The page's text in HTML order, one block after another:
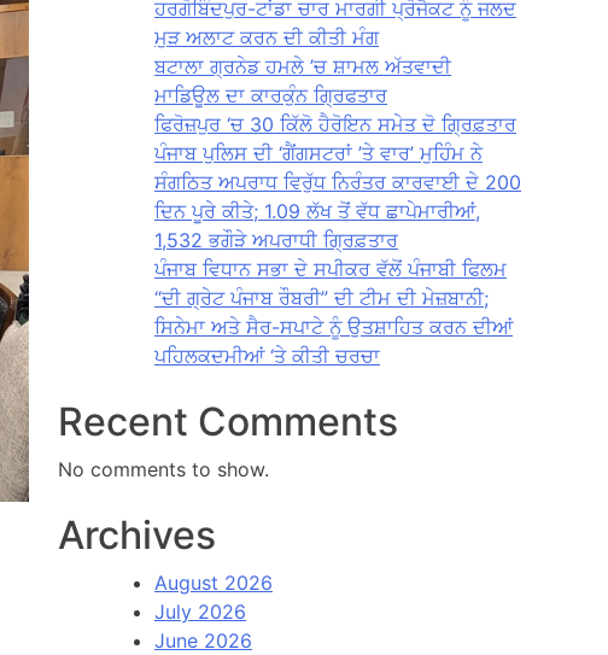
ਹਰਗੋਬਿੰਦਪੁਰ-ਟਾਂਡਾ ਚਾਰ ਮਾਰਗੀ ਪ੍ਰੋਜੈਕਟ ਨੂੰ ਜਲਦ
ਮੁੜ ਅਲਾਟ ਕਰਨ ਦੀ ਕੀਤੀ ਮੰਗ
ਬਟਾਲਾ ਗ੍ਰਨੇਡ ਹਮਲੇ ’ਚ ਸ਼ਾਮਲ ਅੱਤਵਾਦੀ
ਮਾਡਿਊਲ ਦਾ ਕਾਰਕੁੰਨ ਗ੍ਰਿਫਤਾਰ
ਫਿਰੋਜ਼ਪੁਰ ‘ਚ 30 ਕਿੱਲੋ ਹੈਰੋਇਨ ਸਮੇਤ ਦੋ ਗ੍ਰਿਫ਼ਤਾਰ
ਪੰਜਾਬ ਪੁਲਿਸ ਦੀ ‘ਗੈਂਗਸਟਰਾਂ ’ਤੇ ਵਾਰ’ ਮੁਹਿੰਮ ਨੇ
ਸੰਗਠਿਤ ਅਪਰਾਧ ਵਿਰੁੱਧ ਨਿਰੰਤਰ ਕਾਰਵਾਈ ਦੇ 200
ਦਿਨ ਪੂਰੇ ਕੀਤੇ; 1.09 ਲੱਖ ਤੋਂ ਵੱਧ ਛਾਪੇਮਾਰੀਆਂ,
1,532 ਭਗੌੜੇ ਅਪਰਾਧੀ ਗ੍ਰਿਫ਼ਤਾਰ
ਪੰਜਾਬ ਵਿਧਾਨ ਸਭਾ ਦੇ ਸਪੀਕਰ ਵੱਲੋਂ ਪੰਜਾਬੀ ਫਿਲਮ
“ਦੀ ਗ੍ਰੇਟ ਪੰਜਾਬ ਰੌਬਰੀ” ਦੀ ਟੀਮ ਦੀ ਮੇਜ਼ਬਾਨੀ;
ਸਿਨੇਮਾ ਅਤੇ ਸੈਰ-ਸਪਾਟੇ ਨੂੰ ਉਤਸ਼ਾਹਿਤ ਕਰਨ ਦੀਆਂ
ਪਹਿਲਕਦਮੀਆਂ ‘ਤੇ ਕੀਤੀ ਚਰਚਾ
Recent Comments
No comments to show.
Archives
August 2026
July 2026
June 2026